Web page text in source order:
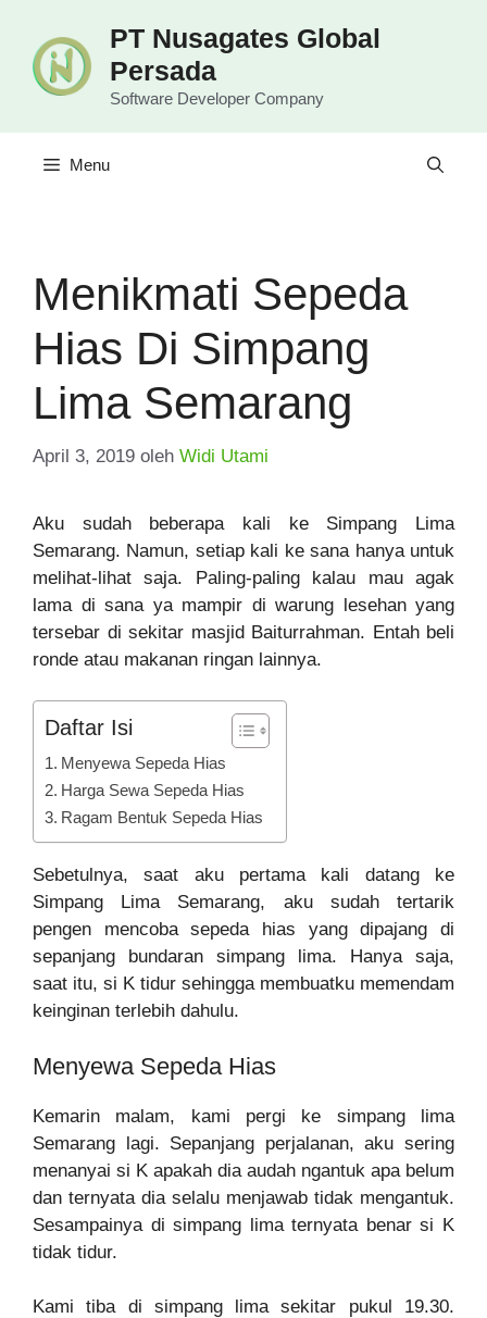
PT Nusagates Global
Persada
Software Developer Company
Menu
Menikmati Sepeda
Hias Di Simpang
Lima Semarang
April 3, 2019 oleh Widi Utami
Aku sudah beberapa kali ke Simpang Lima
Semarang. Namun, setiap kali ke sana hanya untuk
melihat-lihat saja. Paling-paling kalau mau agak
lama di sana ya mampir di warung lesehan yang
tersebar di sekitar masjid Baiturrahman. Entah beli
ronde atau makanan ringan lainnya.
Daftar Isi
Menyewa Sepeda Hias
Harga Sewa Sepeda Hias
Ragam Bentuk Sepeda Hias
Sebetulnya, saat aku pertama kali datang ke
Simpang Lima Semarang, aku sudah tertarik
pengen mencoba sepeda hias yang dipajang di
sepanjang bundaran simpang lima. Hanya saja,
saat itu, si K tidur sehingga membuatku memendam
keinginan terlebih dahulu.
Menyewa Sepeda Hias
Kemarin malam, kami pergi ke simpang lima
Semarang lagi. Sepanjang perjalanan, aku sering
menanyai si K apakah dia audah ngantuk apa belum
dan ternyata dia selalu menjawab tidak mengantuk.
Sesampainya di simpang lima ternyata benar si K
tidak tidur.
Kami tiba di simpang lima sekitar pukul 19.30.